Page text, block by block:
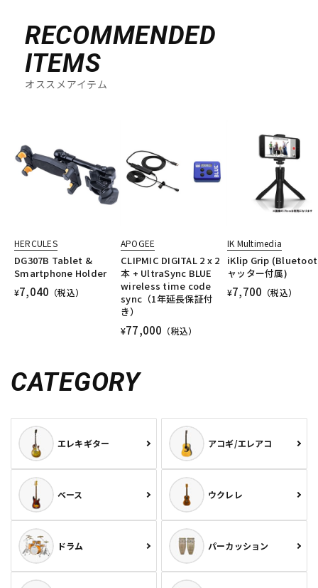
RECOMMENDED
ITEMS
オススメアイテム
HERCULES
DG307B Tablet &
Smartphone Holder
¥7,040 （税込）
APOGEE
CLIPMIC DIGITAL 2 x 2
本 + UltraSync BLUE
wireless time code
sync（1年延長保証付
き）
¥77,000 （税込）
IK Multimedia
iKlip Grip
ャッター付属)
¥7,700 （税込）
CATEGORY
エレキギター アコギ/エレアコ
ベース ウクレレ
ドラム パーカッション